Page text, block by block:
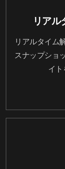
リアル
リアルタイム
スナップショ
イト